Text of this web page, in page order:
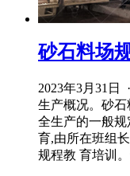
砂石料场
2023年3月31日
生产概况。砂
全生产的一般
育,由所在班组
规程教 育培训